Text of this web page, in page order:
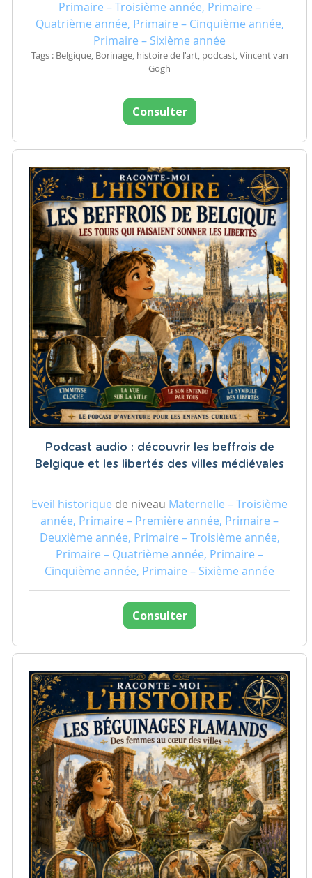
Primaire – Troisième année, Primaire –
Quatrième année, Primaire – Cinquième année,
Primaire – Sixième année
Tags : Belgique, Borinage, histoire de l'art, podcast, Vincent van
Gogh
Consulter
Podcast audio : découvrir les beffrois de
Belgique et les libertés des villes médiévales
Eveil historique de niveau Maternelle – Troisième
année, Primaire – Première année, Primaire –
Deuxième année, Primaire – Troisième année,
Primaire – Quatrième année, Primaire –
Cinquième année, Primaire – Sixième année
Consulter